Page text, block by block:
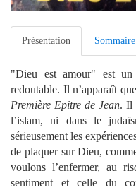
Présentation
"Dieu est amour" est
redoutable. Il n’apparaît
Première Epitre de Jean. Il
l’islam, ni dans le
sérieusement les
de plaquer sur Dieu,
voulons l’enfermer, au
sentiment et celle du